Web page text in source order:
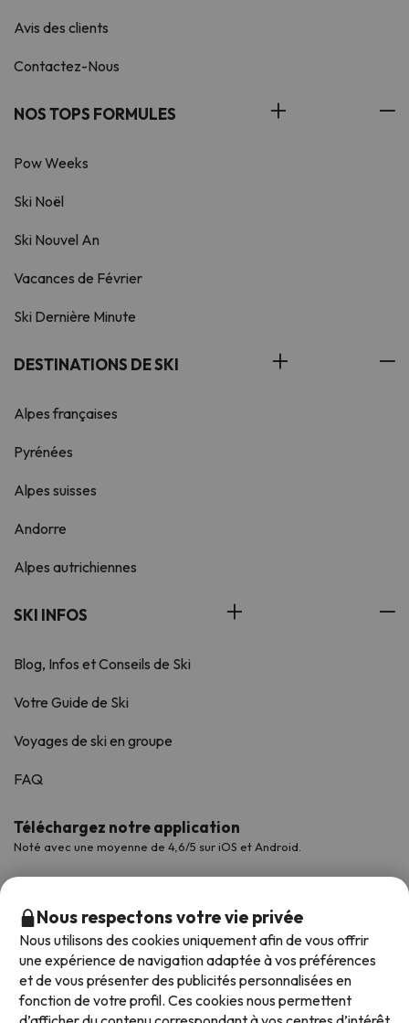
Avis des clients
Contactez-Nous
NOS TOPS FORMULES
Pow Weeks
Ski Noël
Ski Nouvel An
Vacances de Février
Ski Dernière Minute
DESTINATIONS DE SKI
Alpes françaises
Pyrénées
Alpes suisses
Andorre
Alpes autrichiennes
SKI INFOS
Blog, Infos et Conseils de Ski
Votre Guide de Ski
Voyages de ski en groupe
FAQ
Téléchargez notre application
Noté avec une moyenne de 4,6/5 sur iOS et Android.
Nous respectons votre vie privée
Nous utilisons des cookies uniquement afin de vous offrir
une expérience de navigation adaptée à vos préférences
et de vous présenter des publicités personnalisées en
fonction de votre profil. Ces cookies nous permettent